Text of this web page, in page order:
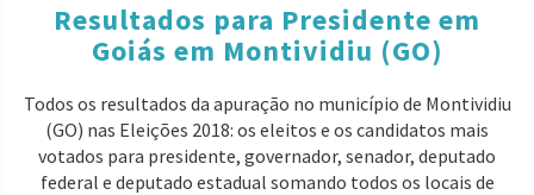
Resultados para Presidente em
Goiás em Montividiu (GO)
Todos os resultados da apuração no município de Montividiu
(GO) nas Eleições 2018: os eleitos e os candidatos mais
votados para presidente, governador, senador, deputado
federal e deputado estadual somando todos os locais de